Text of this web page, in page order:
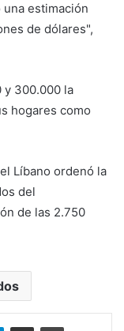
estimación
de dólares",
y 300.000 la
hogares como
Líbano ordenó la
del
de las 2.750